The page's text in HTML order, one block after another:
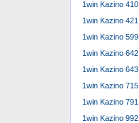
1win Kazino 410
1win Kazino 421
1win Kazino 599
1win Kazino 642
1win Kazino 643
1win Kazino 715
1win Kazino 791
1win Kazino 992